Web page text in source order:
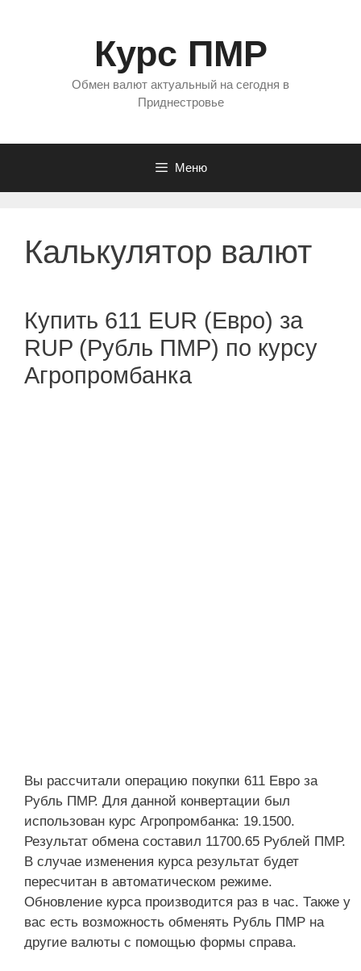
Курс ПМР
Обмен валют актуальный на сегодня в
Приднестровье
Меню
Калькулятор валют
Купить 611 EUR (Евро) за
RUP (Рубль ПМР) по курсу
Агропромбанка
Вы рассчитали операцию покупки 611 Евро за
Рубль ПМР. Для данной конвертации был
использован курс Агропромбанка: 19.1500.
Результат обмена составил 11700.65 Рублей ПМР.
В случае изменения курса результат будет
пересчитан в автоматическом режиме.
Обновление курса производится раз в час. Также у
вас есть возможность обменять Рубль ПМР на
другие валюты с помощью формы справа.